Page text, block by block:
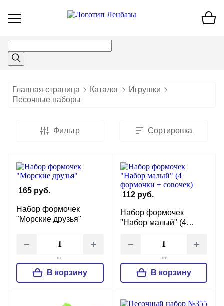
Открыть
Главная страница Каталог
Игрушки
Песочные наборы
Фильтр Сортировка
165 руб.
Набор формочек
"Морские друзья"
В корзину
шт
112 руб.
Набор формочек
"Набор малый" (4
В корзину
шт